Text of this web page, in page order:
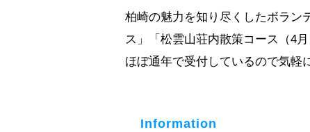
柏崎の魅力を知り尽くしたボラン
ス」「松雲山荘内散策コース（4
ほぼ通年で受付しているので気軽
Information